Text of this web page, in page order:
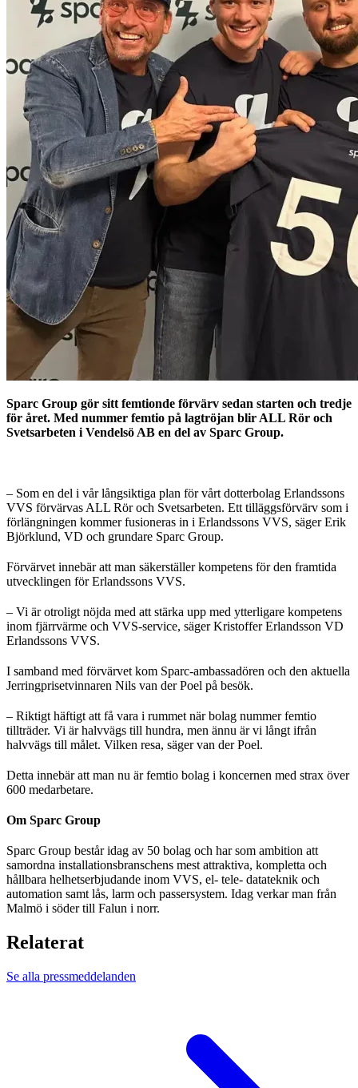
Sparc Group gör sitt femtionde förvärv sedan starten och tredje
för året. Med nummer femtio på lagtröjan blir ALL Rör och
Svetsarbeten i Vendelsö AB en del av Sparc Group.
– Som en del i vår långsiktiga plan för vårt dotterbolag Erlandssons
VVS förvärvas ALL Rör och Svetsarbeten. Ett tilläggsförvärv som i
förlängningen kommer fusioneras in i Erlandssons VVS, säger Erik
Björklund, VD och grundare Sparc Group.
Förvärvet innebär att man säkerställer kompetens för den framtida
utvecklingen för Erlandssons VVS.
– Vi är otroligt nöjda med att stärka upp med ytterligare kompetens
inom fjärrvärme och VVS-service, säger Kristoffer Erlandsson VD
Erlandssons VVS.
I samband med förvärvet kom Sparc-ambassadören och den aktuella
Jerringprisetvinnaren Nils van der Poel på besök.
– Riktigt häftigt att få vara i rummet när bolag nummer femtio
tillträder. Vi är halvvägs till hundra, men ännu är vi långt ifrån
halvvägs till målet. Vilken resa, säger van der Poel.
Detta innebär att man nu är femtio bolag i koncernen med strax över
600 medarbetare.
Om Sparc Group
Sparc Group består idag av 50 bolag och har som ambition att
samordna installationsbranschens mest attraktiva, kompletta och
hållbara helhetserbjudande inom VVS, el- tele- datateknik och
automation samt lås, larm och passersystem. Idag verkar man från
Malmö i söder till Falun i norr.
Relaterat
Se alla pressmeddelanden